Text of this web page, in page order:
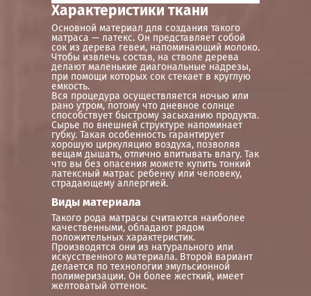
Характеристики ткани
Основной материал для создания такого
матраса — латекс. Он представляет собой
сок из дерева гевеи, напоминающий молоко.
Чтобы извлечь состав, на стволе дерева
делают маленькие диагональные надрезы,
при помощи которых сок стекает в круглую
емкость.
Вся процедура осуществляется ночью или
рано утром, потому что дневное солнце
способствует быстрому засыханию продукта.
Сырье по внешней структуре напоминает
губку. Такая особенность гарантирует
хорошую циркуляцию воздуха, позволяя
вещам дышать, отлично впитывать влагу. Так
что вы без опасения можете купить тонкий
латексный матрас ребенку или человеку,
страдающему аллергией.
Виды материала
Такого рода матрасы считаются наиболее
качественными, обладают рядом
положительных характеристик.
Производятся они из натурального или
искусственного материала. Второй вариант
делается по технологии эмульсионной
полимеризации. Он более жесткий, имеет
желтоватый оттенок.